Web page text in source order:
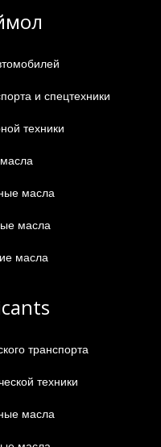
и спецтехники
техники
масла
масла
масла
транспорта
техники
масла